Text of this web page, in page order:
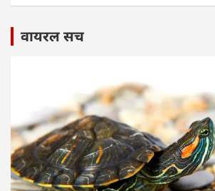
वायरल सच